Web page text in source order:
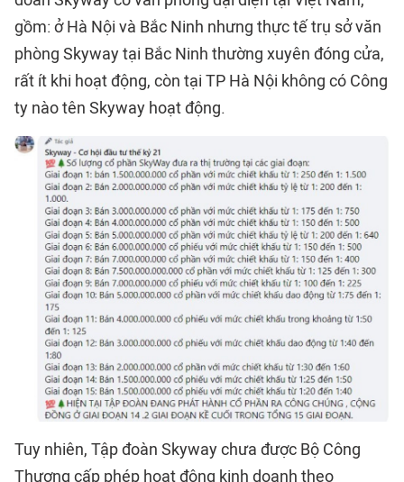
gồm: ở Hà Nội và Bắc Ninh nhưng thực tế trụ sở văn
phòng Skyway tại Bắc Ninh thường xuyên đóng cửa,
rất ít khi hoạt động, còn tại TP Hà Nội không có Công
ty nào tên Skyway hoạt động.
Tuy nhiên, Tập đoàn Skyway chưa được Bộ Công
Thương cấp phép hoạt động kinh doanh theo